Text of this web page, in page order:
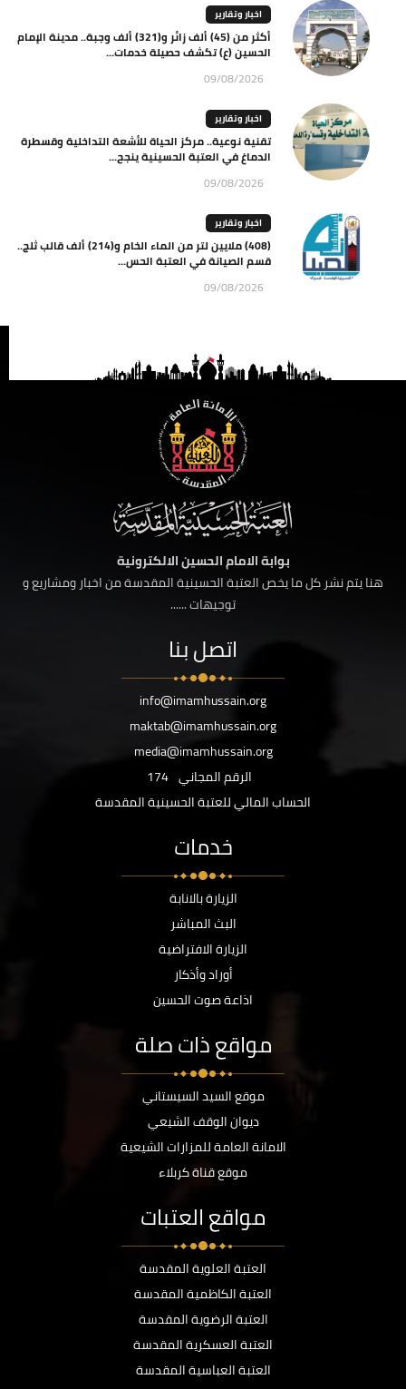
اخبار وتقارير
أكثر من (45) ألف زائر و(321) ألف وجبة.. مدينة الإمام
الحسين (ع) تكشف حصيلة خدمات...
09/08/2026
اخبار وتقارير
تقنية نوعية.. مركز الحياة للأشعة التداخلية وقسطرة
الدماغ في العتبة الحسينية ينجح...
09/08/2026
اخبار وتقارير
(408) ملايين لتر من الماء الخام و(214) ألف قالب ثلج..
قسم الصيانة في العتبة الحس...
09/08/2026
بوابة الامام الحسين الالكترونية
هنا يتم نشر كل ما يخص العتبة الحسينية المقدسة من اخبار ومشاريع و
توجيهات ......
اتصل بنا
info@imamhussain.org
maktab@imamhussain.org
media@imamhussain.org
الرقم المجاني 174
الحساب المالي للعتبة الحسينية المقدسة
خدمات
الزيارة بالانابة
البث المباشر
الزيارة الافتراضية
أوراد وأذكار
اذاعة صوت الحسين
مواقع ذات صلة
موقع السيد السيستاني
ديوان الوقف الشيعي
الامانة العامة للمزارات الشيعية
موقع قناة كربلاء
مواقع العتبات
العتبة العلوية المقدسة
العتبة الكاظمية المقدسة
العتبة الرضوية المقدسة
العتبة العسكرية المقدسة
العتبة العباسية المقدسة